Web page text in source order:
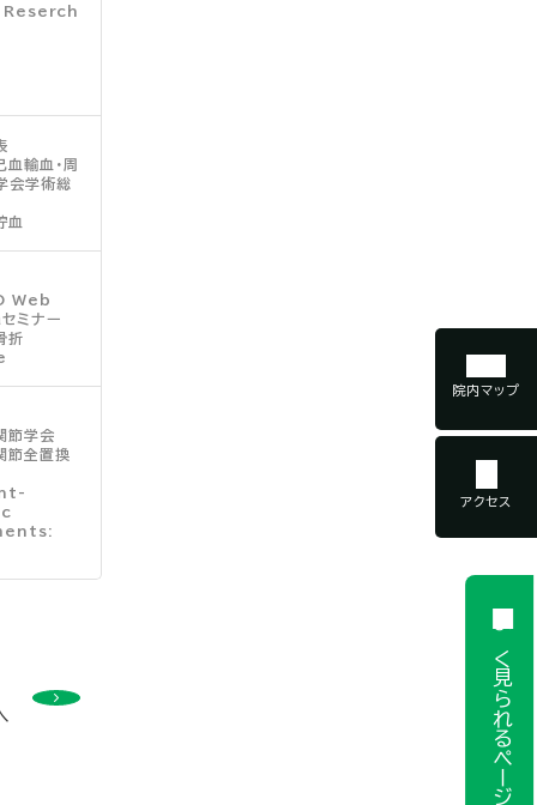
院内マップ
アクセス
よく見られるページ
血輸血・周
会学術総
血
Web
ミナー
折
節学会
節全置換